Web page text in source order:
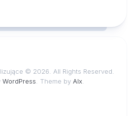
© 2026. All Rights Reserved.
WordPress . Theme by Alx